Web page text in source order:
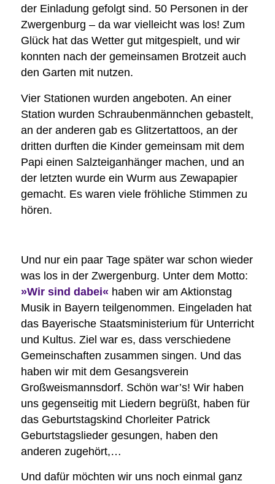
der Einladung gefolgt sind. 50 Personen in der
Zwergenburg – da war vielleicht was los! Zum
Glück hat das Wetter gut mitgespielt, und wir
konnten nach der gemeinsamen Brotzeit auch
den Garten mit nutzen.
Vier Stationen wurden angeboten. An einer
Station wurden Schraubenmännchen gebastelt,
an der anderen gab es Glitzertattoos, an der
dritten durften die Kinder gemeinsam mit dem
Papi einen Salzteiganhänger machen, und an
der letzten wurde ein Wurm aus Zewapapier
gemacht. Es waren viele fröhliche Stimmen zu
hören.
Und nur ein paar Tage später war schon wieder
was los in der Zwergenburg. Unter dem Motto:
»Wir sind dabei« haben wir am Aktionstag
Musik in Bayern teilgenommen. Eingeladen hat
das Bayerische Staatsministerium für Unterricht
und Kultus. Ziel war es, dass verschiedene
Gemeinschaften zusammen singen. Und das
haben wir mit dem Gesangsverein
Großweismannsdorf. Schön war’s! Wir haben
uns gegenseitig mit Liedern begrüßt, haben für
das Geburtstagskind Chorleiter Patrick
Geburtstagslieder gesungen, haben den
anderen zugehört,…
Und dafür möchten wir uns noch einmal ganz